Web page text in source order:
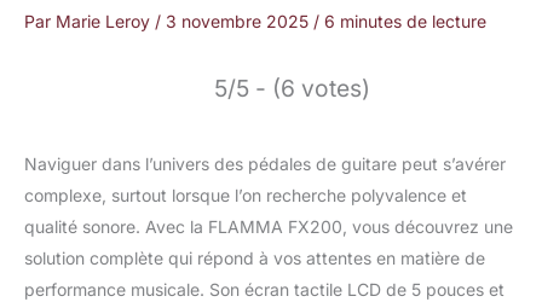
Par Marie Leroy / 3 novembre 2025 / 6 minutes de lecture
5/5 - (6 votes)
Naviguer dans l’univers des pédales de guitare peut s’avérer
complexe, surtout lorsque l’on recherche polyvalence et
qualité sonore. Avec la FLAMMA FX200, vous découvrez une
solution complète qui répond à vos attentes en matière de
performance musicale. Son écran tactile LCD de 5 pouces et